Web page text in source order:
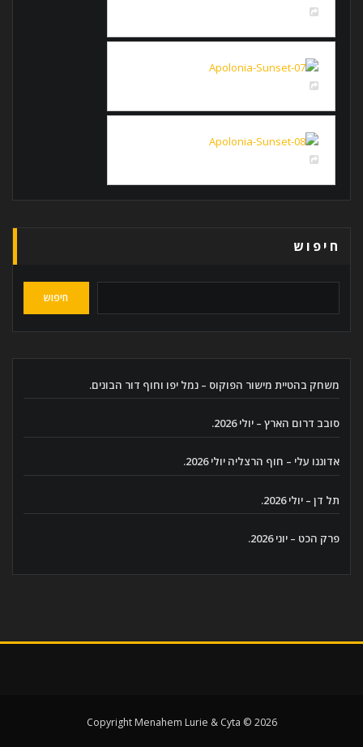
חיפוש
חיפוש
משחק בהטיית מישור הפוקוס – נמל יפו וחוף דור הבונים.
סובב דרום הארץ – יולי 2026.
אדוננו עלי – חוף הרצליה יולי 2026.
תל דן – יולי 2026.
פרק הכט – יוני 2026.
Copyright Menahem Lurie & Cyta © 2026